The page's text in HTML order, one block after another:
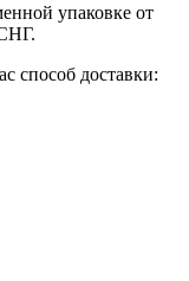
упаковке от
способ доставки: